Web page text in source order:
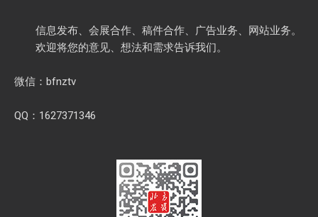
信息发布、会展合作、稿件合作、广告业务、网站业务。
欢迎将您的意见、想法和需求告诉我们。
微信：bfnztv
QQ：1627371346